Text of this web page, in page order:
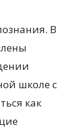
В
школе с
как